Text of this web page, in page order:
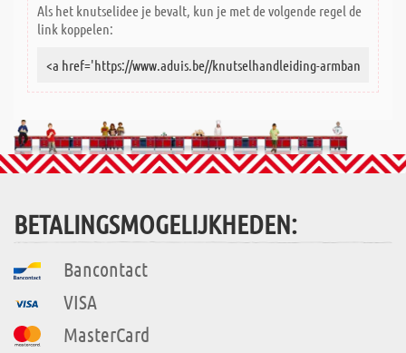
Als het knutselidee je bevalt, kun je met de volgende regel de
link koppelen:
BETALINGSMOGELIJKHEDEN:
Bancontact
VISA
MasterCard